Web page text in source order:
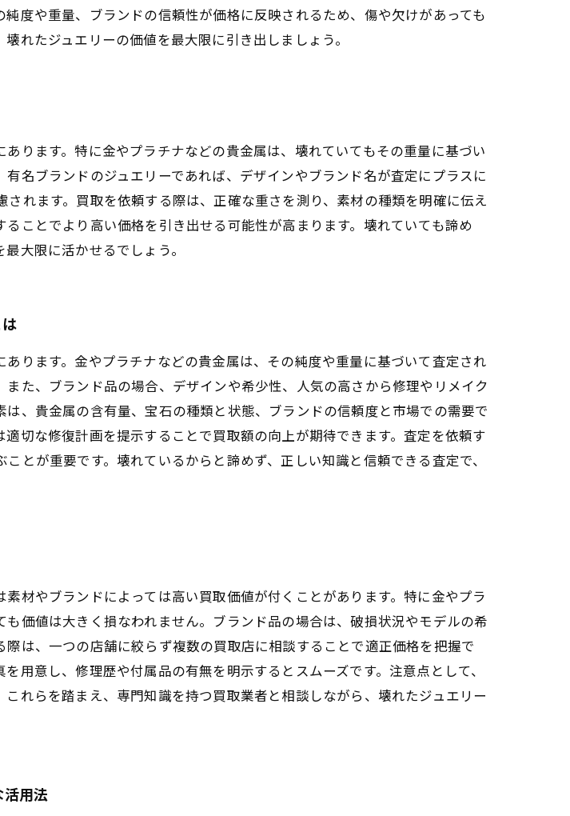
度や重量、ブランドの信頼性が価格に反映されるため、傷や欠けがあっても
れたジュエリーの価値を最大限に引き出しましょう。
ります。特に金やプラチナなどの貴金属は、壊れていてもその重量に基づい
名ブランドのジュエリーであれば、デザインやブランド名が査定にプラスに
れます。買取を依頼する際は、正確な重さを測り、素材の種類を明確に伝え
ことでより高い価格を引き出せる可能性が高まります。壊れていても諦め
大限に活かせるでしょう。
ります。金やプラチナなどの貴金属は、その純度や重量に基づいて査定され
た、ブランド品の場合、デザインや希少性、人気の高さから修理やリメイク
、貴金属の含有量、宝石の種類と状態、ブランドの信頼度と市場での需要で
切な修復計画を提示することで買取額の向上が期待できます。査定を依頼す
とが重要です。壊れているからと諦めず、正しい知識と信頼できる査定で、
材やブランドによっては高い買取価値が付くことがあります。特に金やプラ
価値は大きく損なわれません。ブランド品の場合は、破損状況やモデルの希
は、一つの店舗に絞らず複数の買取店に相談することで適正価格を把握で
用意し、修理歴や付属品の有無を明示するとスムーズです。注意点として、
れらを踏まえ、専門知識を持つ買取業者と相談しながら、壊れたジュエリー
用法